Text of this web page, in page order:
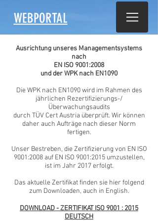
WEBPORTAL
Ausrichtung unseres Managementsystems
nach
EN ISO 9001:2008
und der WPK nach EN1090
Die WPK nach EN1090 wird im Rahmen des
jährlichen Rezertifizierungs-/
Überwachungsaudits
durch TÜV Cert Austria überprüft. Wir können
daher auch Aufträge nach dieser Norm
fertigen.
Unser Bestreben, die Zertifizierung von EN ISO
9001:2008 auf EN ISO 9001:2015 umzustellen,
ist im Jahr 2017 erfolgt.
Das aktuelleZertifikat finden sie hier folgend
zum Downloaden, auch in English.
DOWNLOAD - ZERTIFIKATISO 9001 : 2015
DEUTSCH